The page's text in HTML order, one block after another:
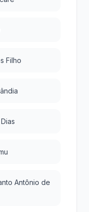
Filho
Antônio de